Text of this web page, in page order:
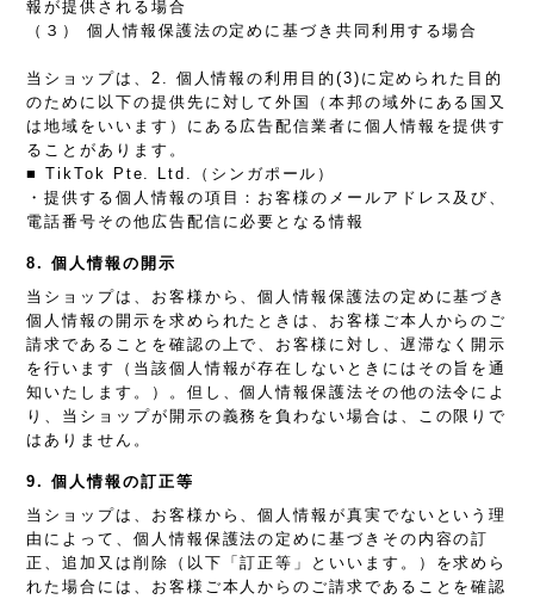
報が提供される場合
（３） 個人情報保護法の定めに基づき共同利用する場合
当ショップは、2. 個人情報の利用目的(3)に定められた目的
のために以下の提供先に対して外国（本邦の域外にある国又
は地域をいいます）にある広告配信業者に個人情報を提供す
ることがあります。
■ TikTok Pte. Ltd.（シンガポール）
・提供する個人情報の項目：お客様のメールアドレス及び、
電話番号その他広告配信に必要となる情報
8. 個人情報の開示
当ショップは、お客様から、個人情報保護法の定めに基づき
個人情報の開示を求められたときは、お客様ご本人からのご
請求であることを確認の上で、お客様に対し、遅滞なく開示
を行います（当該個人情報が存在しないときにはその旨を通
知いたします。）。但し、個人情報保護法その他の法令によ
り、当ショップが開示の義務を負わない場合は、この限りで
はありません。
9. 個人情報の訂正等
当ショップは、お客様から、個人情報が真実でないという理
由によって、個人情報保護法の定めに基づきその内容の訂
正、追加又は削除（以下「訂正等」といいます。）を求めら
れた場合には、お客様ご本人からのご請求であることを確認